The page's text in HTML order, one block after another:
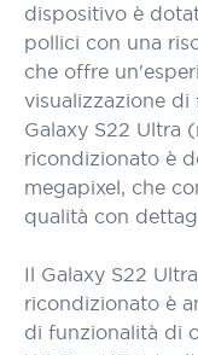
dispositivo è
pollici con una
che offre
visualizzazione
Galaxy S22 Ultra
ricondizionato è
megapixel, che
qualità con
Il Galaxy S22
ricondizionato è
di funzionalità di